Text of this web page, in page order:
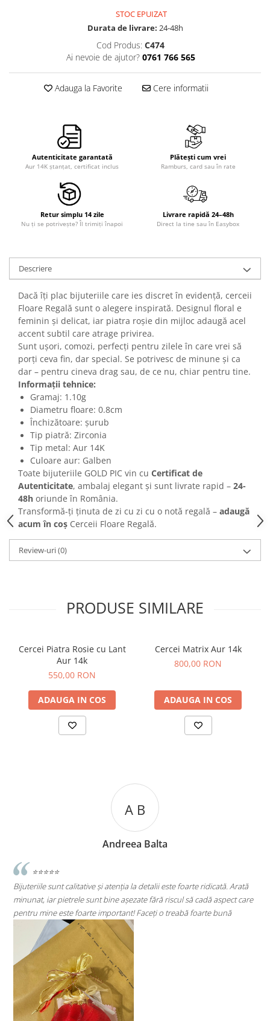
STOC EPUIZAT
Durata de livrare: 24-48h
Cod Produs: C474
Ai nevoie de ajutor? 0761 766 565
Adauga la Favorite Cere informatii
Autenticitate garantată
Aur 14K ștanțat, certificat inclus
Plătești cum vrei
Ramburs, card sau în rate
Retur simplu 14 zile
Nu ți se potrivește? Îl trimiți înapoi
Livrare rapidă 24–48h
Direct la tine sau în Easybox
Descriere
Dacă îți plac bijuteriile care ies discret în evidență, cerceii
Floare Regală sunt o alegere inspirată. Designul floral e
feminin și delicat, iar piatra roșie din mijloc adaugă acel
accent subtil care atrage privirea.
Sunt ușori, comozi, perfecți pentru zilele în care vrei să
porți ceva fin, dar special. Se potrivesc de minune și ca
dar – pentru cineva drag sau, de ce nu, chiar pentru tine.
Informații tehnice:
Gramaj: 1.10g
Diametru floare: 0.8cm
Închizătoare: șurub
Tip piatră: Zirconia
Tip metal: Aur 14K
Culoare aur: Galben
Toate bijuteriile GOLD PIC vin cu Certificat de
Autenticitate, ambalaj elegant și sunt livrate rapid – 24-
48h oriunde în România.
Transformă-ți ținuta de zi cu zi cu o notă regală – adaugă
acum în coș Cerceii Floare Regală.
Review-uri(0)
PRODUSE SIMILARE
Cercei Piatra Rosie cu Lant
Aur 14k
550,00 RON
ADAUGA IN COS
Cercei Matrix Aur 14k
800,00 RON
ADAUGA IN COS
foarte ridicată. Arată
să cadă aspect care
treabă foarte bună
⭐⭐⭐⭐⭐
Super mulțumită!! Sunt superbi cerceii!!!